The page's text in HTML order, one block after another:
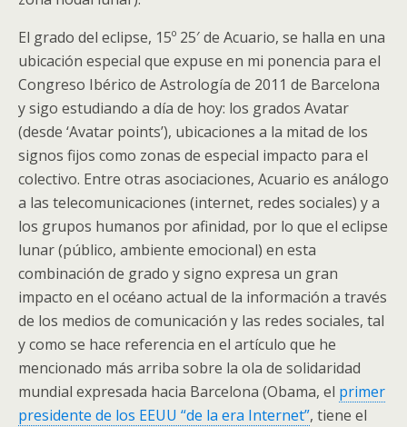
El grado del eclipse, 15º 25′ de Acuario, se halla en una
ubicación especial que expuse en mi ponencia para el
Congreso Ibérico de Astrología de 2011 de Barcelona
y sigo estudiando a día de hoy: los grados Avatar
(desde ‘Avatar points’), ubicaciones a la mitad de los
signos fijos como zonas de especial impacto para el
colectivo. Entre otras asociaciones, Acuario es análogo
a las telecomunicaciones (internet, redes sociales) y a
los grupos humanos por afinidad, por lo que el eclipse
lunar (público, ambiente emocional) en esta
combinación de grado y signo expresa un gran
impacto en el océano actual de la información a través
de los medios de comunicación y las redes sociales, tal
y como se hace referencia en el artículo que he
mencionado más arriba sobre la ola de solidaridad
mundial expresada hacia Barcelona (Obama, el primer
presidente de los EEUU “de la era Internet”, tiene el